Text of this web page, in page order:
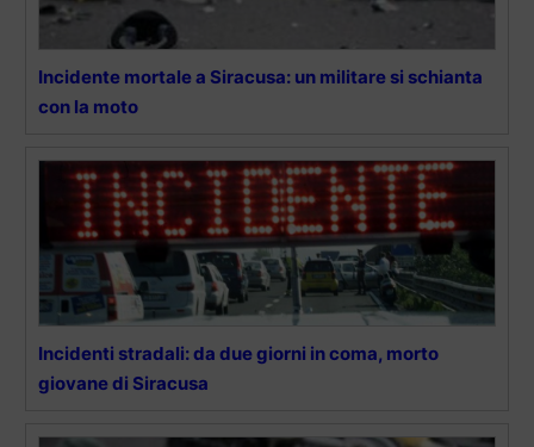
Incidente mortale a Siracusa: un militare si schianta
con la moto
Incidenti stradali: da due giorni in coma, morto
giovane di Siracusa